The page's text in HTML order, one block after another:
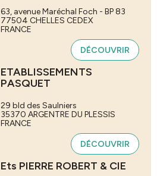
63, avenue Maréchal Foch - BP 83
77504 CHELLES CEDEX
FRANCE
DÉCOUVRIR
ETABLISSEMENTS
PASQUET
29 bld des Saulniers
35370 ARGENTRE DU PLESSIS
FRANCE
DÉCOUVRIR
Ets PIERRE ROBERT & CIE